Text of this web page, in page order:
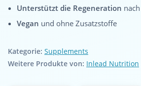
Unterstützt die Regeneration
Vegan und ohne Zusatzstoffe
Kategorie: Supplements
Weitere Produkte von: Inlead Nutrition